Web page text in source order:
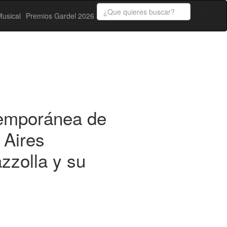
Premios Gardel 2026
de
y su